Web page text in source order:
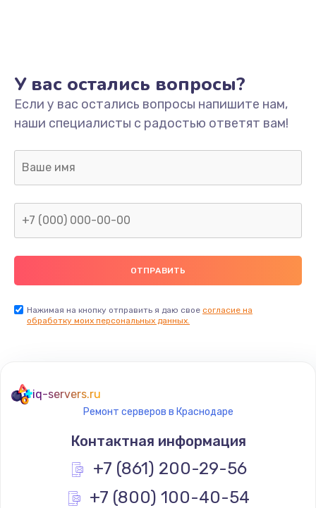
Замена/Pемонт карбюратора
1300 руб.
Заказать
Ремонт капиллярной трубки
400 руб.
Заказать
Замена термостата
1200 руб.
Заказать
Замена реле
У вас остались вопросы?
Если у вас остались вопросы напишите нам,
наши специалисты с радостью ответят вам!
Нажимая на кнопку отправить я даю свое согласие на
обработку моих персональных данных.
iq-servers.ru
Ремонт серверов в Краснодаре
Контактная информация
+7 (861) 200-29-56
+7 (800) 100-40-54